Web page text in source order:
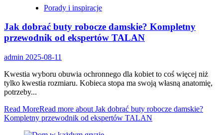
Porady i inspiracje
Jak dobrać buty robocze damskie? Kompletny
przewodnik od ekspertów TALAN
admin 2025-08-11
Kwestia wyboru obuwia ochronnego dla kobiet to coś więcej niż
tylko kwestia rozmiaru. Kobieca stopa ma swoją własną anatomię,
potrzeby...
Read MoreRead more about Jak dobrać buty robocze damskie?
Kompletny przewodnik od ekspertów TALAN